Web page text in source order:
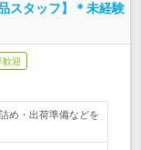
スタッフ】＊未経験
歓迎
め・出荷準備などを